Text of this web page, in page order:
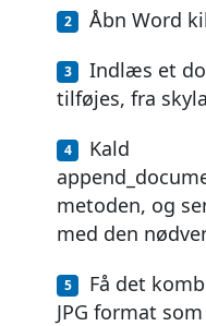
Åbn Word
Indlæs et
tilføjes, fra
Kald
metoden, og
med den
Få det
JPG format